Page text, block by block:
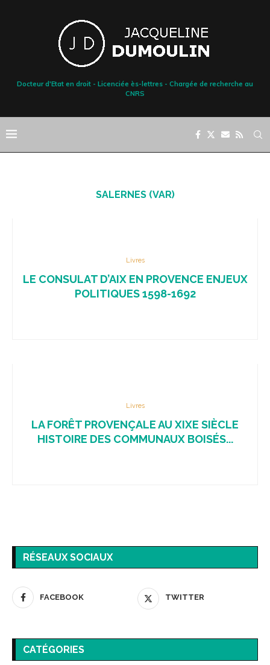
Docteur d'Etat en droit - Licenciée ès-lettres - Chargée de recherche au
CNRS
SALERNES (VAR)
Livres
LE CONSULAT D’AIX EN PROVENCE ENJEUX
POLITIQUES 1598-1692
Livres
LA FORÊT PROVENÇALE AU XIXE SIÈCLE
HISTOIRE DES COMMUNAUX BOISÉS...
RÉSEAUX SOCIAUX
FACEBOOK TWITTER
CATÉGORIES